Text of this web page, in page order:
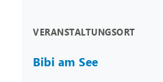
VERANSTALTUNGSORT
Bibi am See